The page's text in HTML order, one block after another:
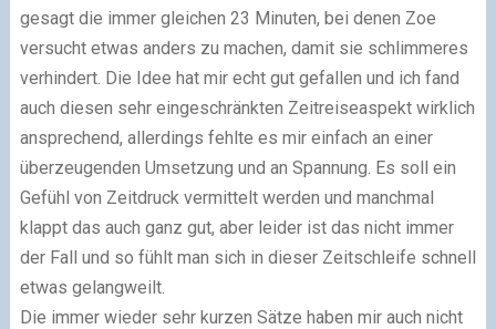
gesagt die immer gleichen 23 Minuten, bei denen Zoe
versucht etwas anders zu machen, damit sie schlimmeres
verhindert. Die Idee hat mir echt gut gefallen und ich fand
auch diesen sehr eingeschränkten Zeitreiseaspekt wirklich
ansprechend, allerdings fehlte es mir einfach an einer
überzeugenden Umsetzung und an Spannung. Es soll ein
Gefühl von Zeitdruck vermittelt werden und manchmal
klappt das auch ganz gut, aber leider ist das nicht immer
der Fall und so fühlt man sich in dieser Zeitschleife schnell
etwas gelangweilt.
Die immer wieder sehr kurzen Sätze haben mir auch nicht